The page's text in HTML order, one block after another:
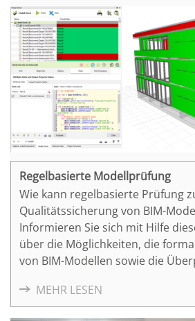
Regelbasierte Modellprüfung
Wie kann regelbasierte Prüfung
Qualitätssicherung von BIM-
Informieren Sie sich mit Hilfe
über die Möglichkeiten, die
von BIM-Modellen sowie die
prüfen.
MEHR LESEN